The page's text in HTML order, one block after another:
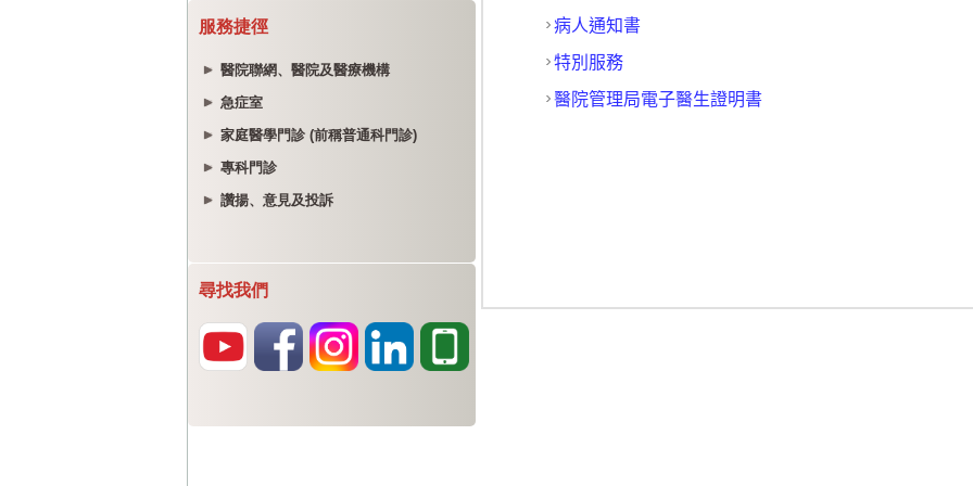
服務捷徑
醫院聯網、醫院及醫療機構
急症室
家庭醫學門診 (前稱普通科門診)
專科門診
讚揚、意見及投訴
尋找我們